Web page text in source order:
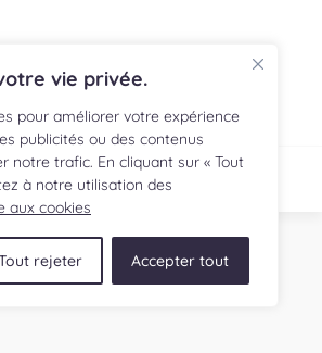
vie privée.
pour améliorer votre expérience
publicités ou des contenus
notre trafic. En cliquant sur « Tout
à notre utilisation des
aux cookies
rejeter Accepter tout